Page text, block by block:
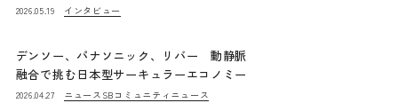
2026.05.19 インタビュー
デンソー、パナソニック、リバー 動静脈
融合で挑む日本型サーキュラーエコノミー
2026.04.27 ニュース SBコミュニティニュース